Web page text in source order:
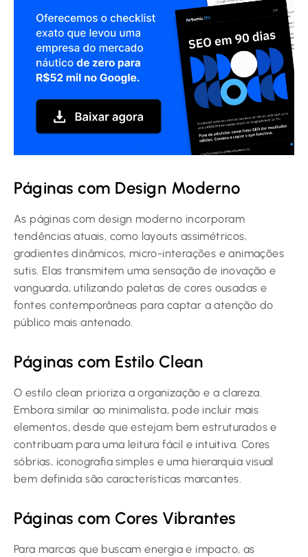
Páginas com Design Moderno
As páginas com design moderno incorporam
tendências atuais, como layouts assimétricos,
gradientes dinâmicos, micro-interações e animações
sutis. Elas transmitem uma sensação de inovação e
vanguarda, utilizando paletas de cores ousadas e
fontes contemporâneas para captar a atenção do
público mais antenado.
Páginas com Estilo Clean
O estilo clean prioriza a organização e a clareza.
Embora similar ao minimalista, pode incluir mais
elementos, desde que estejam bem estruturados e
contribuam para uma leitura fácil e intuitiva. Cores
sóbrias, iconografia simples e uma hierarquia visual
bem definida são características marcantes.
Páginas com Cores Vibrantes
Para marcas que buscam energia e impacto, as